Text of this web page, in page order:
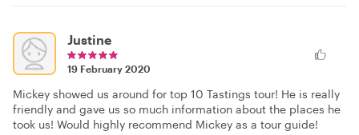
Justine
19 February 2020
Mickey showed us around for top 10 Tastings tour! He is really
friendly and gave us so much information about the places he
took us! Would highly recommend Mickey as a tour guide!